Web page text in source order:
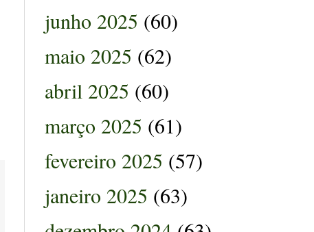
junho 2025 (60)
maio 2025 (62)
abril 2025 (60)
março 2025 (61)
fevereiro 2025 (57)
janeiro 2025 (63)